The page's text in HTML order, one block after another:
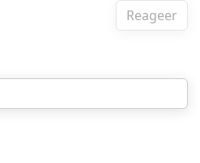
Reageer